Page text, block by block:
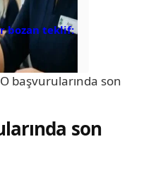
bozan teklif:
başvurularında son
son